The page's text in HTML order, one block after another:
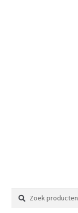
Zoeken
naar:
Zoeken